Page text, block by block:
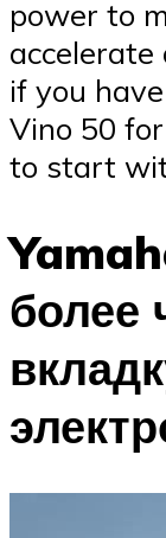
power to
accelerate
if you
Vino 50
to start
более